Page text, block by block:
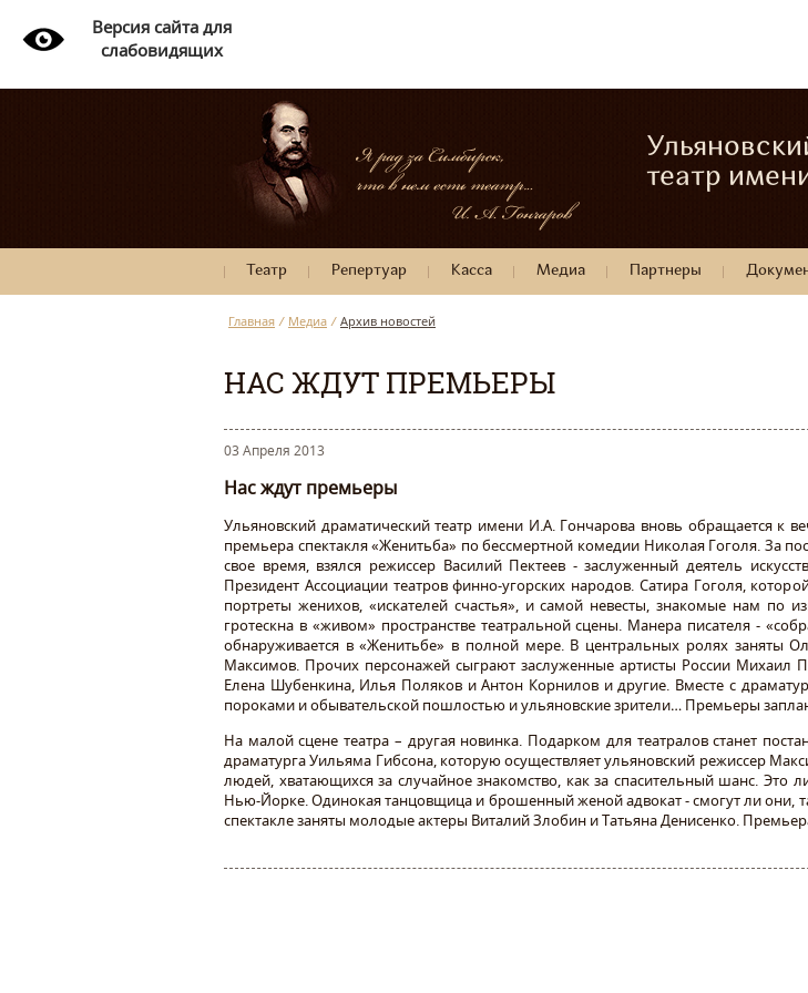
Версия сайта для
слабовидящих
театр
Театр Репертуар Касса Медиа Партнеры
Главная / Медиа / Архив новостей
НАС ЖДУТ ПРЕМЬЕРЫ
03 Апреля 2013
Нас ждут премьеры
Ульяновский драматический театр имени И.А. Гончарова вновь обращается к
премьера спектакля «Женитьба» по бессмертной комедии Николая Гоголя. За
свое время, взялся режиссер Василий Пектеев - заслуженный деятель
Президент Ассоциации театров финно-угорских народов. Сатира Гоголя,
портреты женихов, «искателей счастья», и самой невесты, знакомые нам по
гротескна в «живом» пространстве театральной сцены. Манера писателя -
обнаруживается в «Женитьбе» в полной мере. В центральных ролях заняты
Максимов. Прочих персонажей сыграют заслуженные артисты России Михаил
Елена Шубенкина, Илья Поляков и Антон Корнилов и другие. Вместе с
пороками и обывательской пошлостью и ульяновские зрители… Премьеры
На малой сцене театра – другая новинка. Подарком для театралов станет
драматурга Уильяма Гибсона, которую осуществляет ульяновский режиссер
людей, хватающихся за случайное знакомство, как за спасительный шанс.
Нью-Йорке. Одинокая танцовщица и брошенный женой адвокат - смогут ли они,
спектакле заняты молодые актеры Виталий Злобин и Татьяна Денисенко.